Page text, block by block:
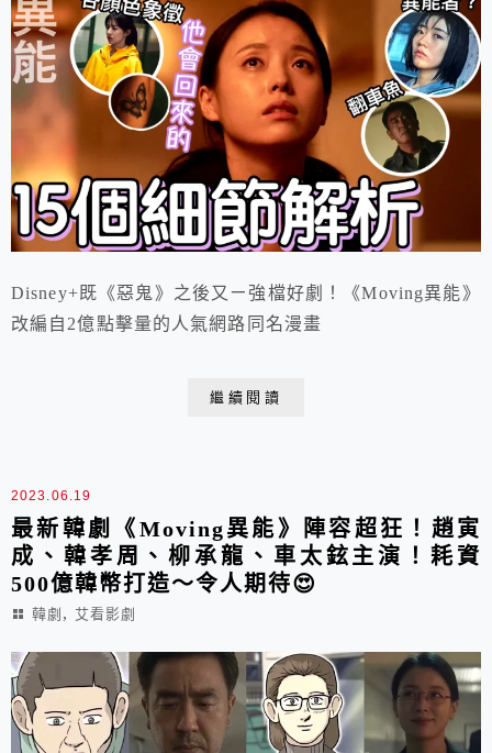
Disney+既《惡鬼》之後又ㄧ強檔好劇！《Moving異能》
改編自2億點擊量的人氣網路同名漫畫
繼續閱讀
2023.06.19
最新韓劇《Moving異能》陣容超狂！趙寅
成、韓孝周、柳承龍、車太鉉主演！耗資
500億韓幣打造～令人期待😍
韓劇 , 艾看影劇